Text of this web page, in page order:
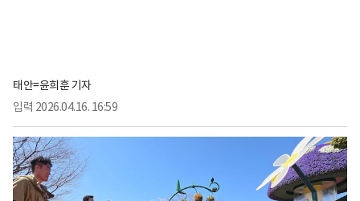
태안=윤희훈 기자
입력 2026.04.16. 16:59